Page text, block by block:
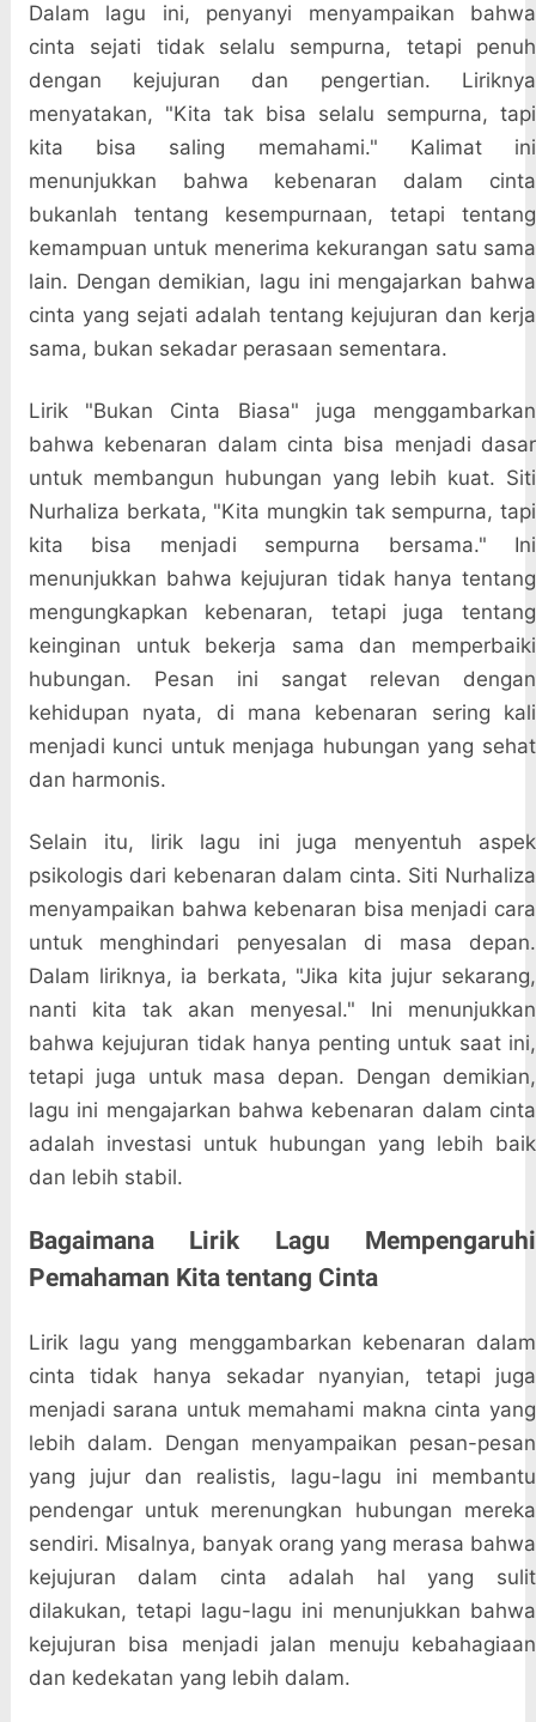
Dalam lagu ini, penyanyi menyampaikan bahwa
cinta sejati tidak selalu sempurna, tetapi penuh
dengan kejujuran dan pengertian. Liriknya
menyatakan, "Kita tak bisa selalu sempurna, tapi
kita bisa saling memahami." Kalimat ini
menunjukkan bahwa kebenaran dalam cinta
bukanlah tentang kesempurnaan, tetapi tentang
kemampuan untuk menerima kekurangan satu sama
lain. Dengan demikian, lagu ini mengajarkan bahwa
cinta yang sejati adalah tentang kejujuran dan kerja
sama, bukan sekadar perasaan sementara.
Lirik "Bukan Cinta Biasa" juga menggambarkan
bahwa kebenaran dalam cinta bisa menjadi dasar
untuk membangun hubungan yang lebih kuat. Siti
Nurhaliza berkata, "Kita mungkin tak sempurna, tapi
kita bisa menjadi sempurna bersama." Ini
menunjukkan bahwa kejujuran tidak hanya tentang
mengungkapkan kebenaran, tetapi juga tentang
keinginan untuk bekerja sama dan memperbaiki
hubungan. Pesan ini sangat relevan dengan
kehidupan nyata, di mana kebenaran sering kali
menjadi kunci untuk menjaga hubungan yang sehat
dan harmonis.
Selain itu, lirik lagu ini juga menyentuh aspek
psikologis dari kebenaran dalam cinta. Siti Nurhaliza
menyampaikan bahwa kebenaran bisa menjadi cara
untuk menghindari penyesalan di masa depan.
Dalam liriknya, ia berkata, "Jika kita jujur sekarang,
nanti kita tak akan menyesal." Ini menunjukkan
bahwa kejujuran tidak hanya penting untuk saat ini,
tetapi juga untuk masa depan. Dengan demikian,
lagu ini mengajarkan bahwa kebenaran dalam cinta
adalah investasi untuk hubungan yang lebih baik
dan lebih stabil.
Bagaimana Lirik Lagu Mempengaruhi
Pemahaman Kita tentang Cinta
Lirik lagu yang menggambarkan kebenaran dalam
cinta tidak hanya sekadar nyanyian, tetapi juga
menjadi sarana untuk memahami makna cinta yang
lebih dalam. Dengan menyampaikan pesan-pesan
yang jujur dan realistis, lagu-lagu ini membantu
pendengar untuk merenungkan hubungan mereka
sendiri. Misalnya, banyak orang yang merasa bahwa
kejujuran dalam cinta adalah hal yang sulit
dilakukan, tetapi lagu-lagu ini menunjukkan bahwa
kejujuran bisa menjadi jalan menuju kebahagiaan
dan kedekatan yang lebih dalam.